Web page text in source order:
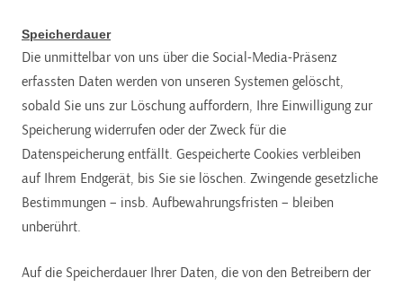
Speicherdauer
Die unmittelbar von uns über die Social-Media-Präsenz
erfassten Daten werden von unseren Systemen gelöscht,
sobald Sie uns zur Löschung auffordern, Ihre Einwilligung zur
Speicherung widerrufen oder der Zweck für die
Datenspeicherung entfällt. Gespeicherte Cookies verbleiben
auf Ihrem Endgerät, bis Sie sie löschen. Zwingende gesetzliche
Bestimmungen – insb. Aufbewahrungsfristen – bleiben
unberührt.
Auf die Speicherdauer Ihrer Daten, die von den Betreibern der